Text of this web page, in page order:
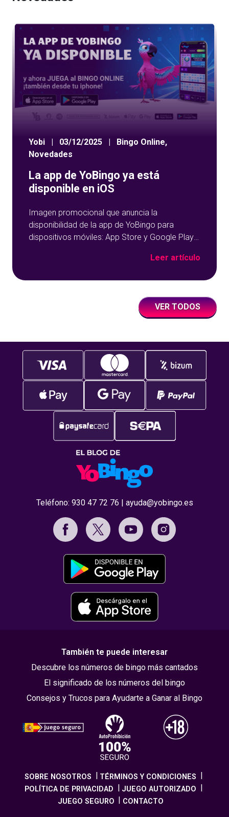
Yobi | 03/12/2025 | Bingo Online,
Novedades
La app de YoBingo ya está
disponible en iOS
Imagen promocional que anuncia la
disponibilidad de la app de YoBingo para
dispositivos móviles: App Store y Google Play
Leer artículo
VER TODOS
Teléfono: 930 47 72 76 ayuda@yobingo.es
También te puede interesar
Descubre los números de bingo más cantados
El significado de los números del bingo
Consejos y Trucos para Ayudarte a Ganar al Bingo
SOBRE NOSOTROS
TÉRMINOS Y CONDICIONES
POLÍTICA DE PRIVACIDAD
JUEGO AUTORIZADO
JUEGO SEGURO
CONTACTO